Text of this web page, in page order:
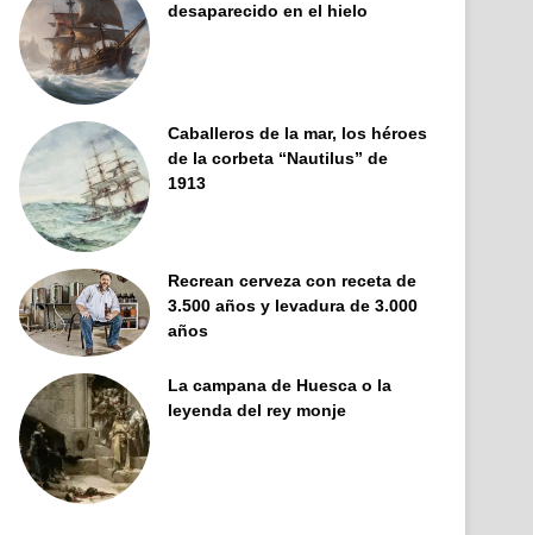
desaparecido en el hielo
Caballeros de la mar, los héroes
de la corbeta “Nautilus” de
1913
Recrean cerveza con receta de
3.500 años y levadura de 3.000
años
La campana de Huesca o la
leyenda del rey monje